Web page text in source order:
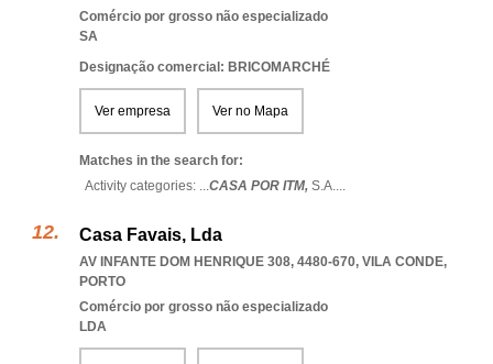
Comércio por grosso não especializado
SA
Designação comercial: BRICOMARCHÉ
Ver empresa Ver no Mapa
Matches in the search for:
Activity categories: ...CASA POR ITM, S.A....
Casa Favais, Lda
AV INFANTE DOM HENRIQUE 308, 4480-670, VILA CONDE,
PORTO
Comércio por grosso não especializado
LDA